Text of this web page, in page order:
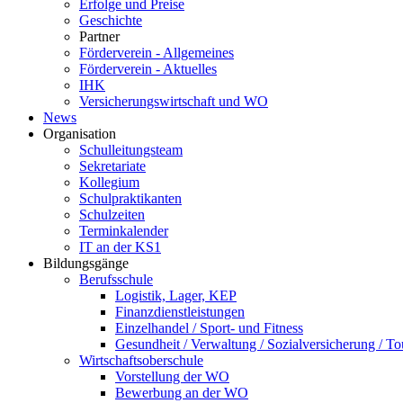
Erfolge und Preise
Geschichte
Partner
Förderverein - Allgemeines
Förderverein - Aktuelles
IHK
Versicherungswirtschaft und WO
News
Organisation
Schulleitungsteam
Sekretariate
Kollegium
Schulpraktikanten
Schulzeiten
Terminkalender
IT an der KS1
Bildungsgänge
Berufsschule
Logistik, Lager, KEP
Finanzdienstleistungen
Einzelhandel / Sport- und Fitness
Gesundheit / Verwaltung / Sozialversicherung /
Wirtschaftsoberschule
Vorstellung der WO
Bewerbung an der WO